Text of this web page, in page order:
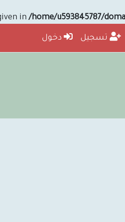
in/home/u593845787/
تسجيل دخول